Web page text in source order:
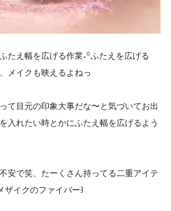
たえ幅を広げる作業˖꙳ふたえを広げる
メイクも映えるよねっ
て目元の印象大事だな〜と気づいてお出
入れたい時とかにふたえ幅を広げるよう
安で笑、たーくさん持ってる二重アイテ
イクのファイバー꒱